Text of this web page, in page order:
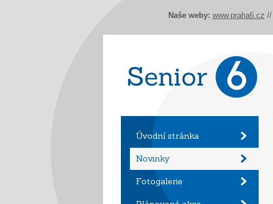
Úvodní stránka
Novinky
Fotogalerie
Naše weby: www.praha6.cz //